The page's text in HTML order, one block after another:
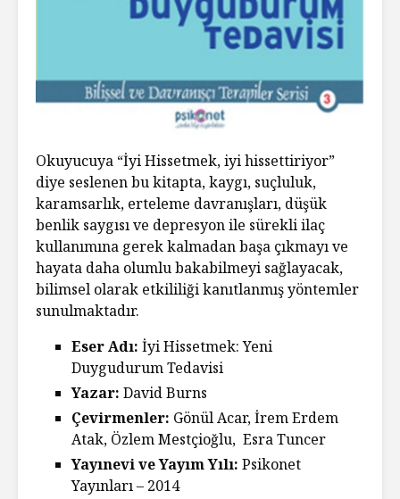
Okuyucuya “İyi Hissetmek, iyi hissettiriyor”
diye seslenen bu kitapta, kaygı, suçluluk,
karamsarlık, erteleme davranışları, düşük
benlik saygısı ve depresyon ile sürekli ilaç
kullanımına gerek kalmadan başa çıkmayı ve
hayata daha olumlu bakabilmeyi sağlayacak,
bilimsel olarak etkililiği kanıtlanmış yöntemler
sunulmaktadır.
Eser Adı: İyi Hissetmek: Yeni
Duygudurum Tedavisi
Yazar: David Burns
Çevirmenler: Gönül Acar, İrem Erdem
Atak, Özlem Mestçioğlu, Esra Tuncer
Yayınevi ve Yayım Yılı: Psikonet
Yayınları – 2014